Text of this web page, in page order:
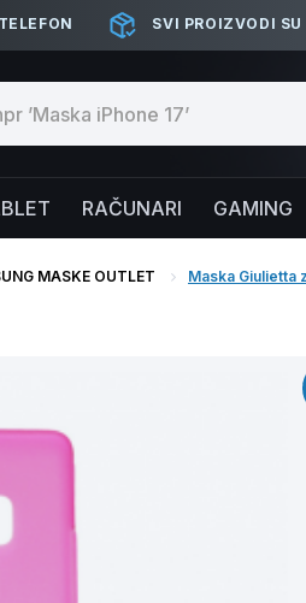
SVI PROIZVODI
RAČUNARI GAMING
MASKE OUTLET Maska Giulietta